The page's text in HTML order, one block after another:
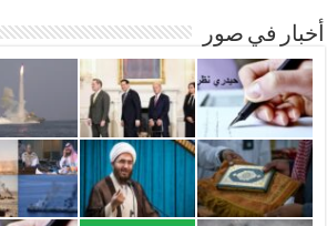
أخبار في صور